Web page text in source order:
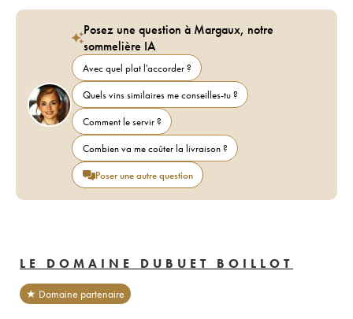
Posez une question à Margaux, notre
sommelière IA
Avec quel plat l'accorder ?
Quels vins similaires me conseilles-tu ?
Comment le servir ?
Combien va me coûter la livraison ?
Poser une autre question
LE DOMAINE DUBUET BOILLOT
★ Domaine partenaire